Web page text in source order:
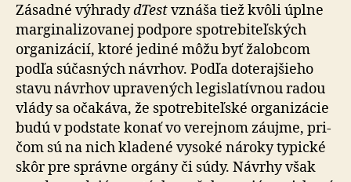
Zásadné výhradydTestvznáša tiež kvôli úplne
mar­gi­na­li­zo­vanej pod­pore spotre­bi­teľských
orga­ni­zácií, ktoré je­diné môžu byť ža­lobcom
podľa sú­čas­ných návrhov. Podľa do­te­raj­šieho
stavu návrhov upra­ve­ných le­gis­la­tívnou radou
vlády sa oča­káva, že spotre­bi­teľské orga­ni­zácie
budú v pod­state konať vo ve­rej­nom záujme, pri­
čom sú na nich kla­dené vysoké nároky typické
skôr pre správne orgány či súdy. Návrhy však